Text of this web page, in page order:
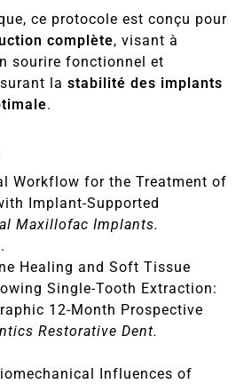
ce protocole est conçu pour
complète, visant à
sourire fonctionnel et
la stabilité des implants
.
Workflow for the Treatment of
Implant-Supported
Maxillofac Implants.
Healing and Soft Tissue
Single-Tooth Extraction:
12-Month Prospective
Restorative Dent.
Influences of